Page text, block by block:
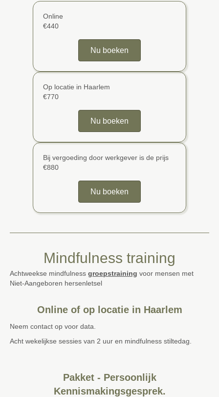
Online
€440
Nu boeken
Op locatie in Haarlem
€770
Nu boeken
Bij vergoeding door werkgever is de prijs
€880
Nu boeken
Mindfulness training
Achtweekse mindfulness groepstraining voor mensen met
Niet-Aangeboren hersenletsel
Online of op locatie in Haarlem
Neem contact op voor data.
Acht wekelijkse sessies van 2 uur en mindfulness stiltedag.
Pakket - Persoonlijk
Kennismakingsgesprek.